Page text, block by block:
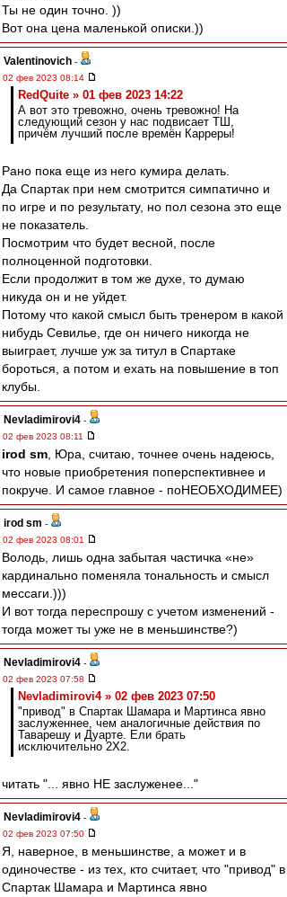
Ты не один точно. ))
Вот она цена маленькой описки.))
Valentinovich -
02 фев 2023 08:14
RedQuite » 01 фев 2023 14:22
А вот это тревожно, очень тревожно! На
следующий сезон у нас подвисает ТШ,
причём лучший после времён Карреры!
Рано пока еще из него кумира делать.
Да Спартак при нем смотрится симпатично и
по игре и по результату, но пол сезона это еще
не показатель.
Посмотрим что будет весной, после
полноценной подготовки.
Если продолжит в том же духе, то думаю
никуда он и не уйдет.
Потому что какой смысл быть тренером в какой
нибудь Севилье, где он ничего никогда не
выиграет, лучше уж за титул в Спартаке
бороться, а потом и ехать на повышение в топ
клубы.
Nevladimirovi4 -
02 фев 2023 08:11
irod sm , Юра, считаю, точнее очень надеюсь,
что новые приобретения поперспективнее и
покруче. И самое главное - поНЕОБХОДИМЕЕ)
irod sm -
02 фев 2023 08:01
Володь, лишь одна забытая частичка «не»
кардинально поменяла тональность и смысл
мессаги.)))
И вот тогда переспрошу с учетом изменений -
тогда может ты уже не в меньшинстве?)
Nevladimirovi4 -
02 фев 2023 07:58
Nevladimirovi4 » 02 фев 2023 07:50
"привод" в Спартак Шамара и Мартинса явно
заслуженнее, чем аналогичные действия по
Таварешу и Дуарте. Ели брать
исключительно 2Х2.
читать "... явно НЕ заслуженее..."
Nevladimirovi4 -
02 фев 2023 07:50
Я, наверное, в меньшинстве, а может и в
одиночестве - из тех, кто считает, что "привод" в
Спартак Шамара и Мартинса явно